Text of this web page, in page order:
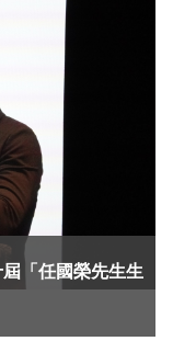
「任國榮先生生